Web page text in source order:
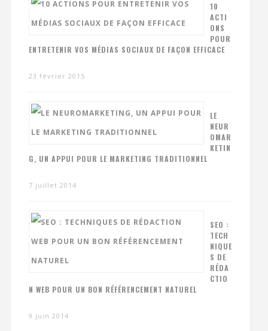
10
ACTI
ONS
POUR
ENTRETENIR VOS MÉDIAS SOCIAUX DE FAÇON EFFICACE
23 février 2015
LE
NEUR
OMAR
KETIN
G, UN APPUI POUR LE MARKETING TRADITIONNEL
7 juillet 2014
SEO :
TECH
NIQUE
S DE
RÉDA
CTIO
N WEB POUR UN BON RÉFÉRENCEMENT NATUREL
9 juin 2014